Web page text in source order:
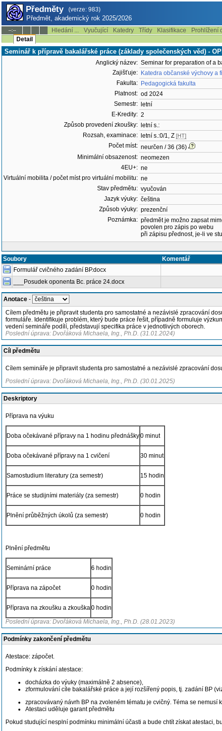
Předměty (verze: 983)
Předmět, akademický rok 2025/2026
--:-- Hledání ... Vyučující Katedry Třídy Klasifikace
Prohlížení
Detail
Seminář k přípravě bakalářské práce (základy společenských věd) -
Anglický název: Seminar for preparation of a
Zajišťuje: Katedra občanské výchovy a
Fakulta: Pedagogická fakulta
Platnost: od 2024
Semestr:
letní
E-Kredity: 2
Způsob provedení zkoušky:
letní s.:
Rozsah, examinace:
letní s.:0/1, Z [HT]
Počet míst: neurčen / 36 (36)
Minimální obsazenost: neomezen
4EU+: ne
Virtuální mobilita / počet míst pro virtuální mobilitu: ne
Stav předmětu: vyučován
Jazyk výuky: čeština
Způsob výuky: prezenční
Poznámka: předmět je možno zapsat
povolen pro zápis po webu
při zápisu přednost, je-li ve
Soubory
Komentář
Formulář cvičného zadání BP.docx
___Posudek oponenta Bc. práce 24.docx
Anotace -
Cílem předmětu je připravit studenta pro samostatné a nezávislé zpracování
formuláře. Identifikuje problém, který bude práce řešit, případně formuluje
vedení semináře podílí, představují specifika práce v jednotlivých oborech.
Poslední úprava: Dvořáková Michaela, Ing., Ph.D. (31.01.2024)
Cíl předmětu
Cílem semináře je připravit studenta pro samostatné a nezávislé zpracování
Poslední úprava: Dvořáková Michaela, Ing., Ph.D. (30.01.2025)
Deskriptory
Příprava na výuku
Doba očekávané přípravy na 1 hodinu přednášky0 minut
Doba očekávané přípravy na 1 cvičení 30 minut
Samostudium literatury (za semestr) 15 hodin
Práce se studijními materiály (za semestr) 0 hodin
Plnění průběžných úkolů (za semestr) 0 hodin
Plnění předmětu
Seminární práce 6 hodin
Příprava na zápočet 0 hodin
Příprava na zkoušku a zkouška0 hodin
Poslední úprava: Dvořáková Michaela, Ing., Ph.D. (28.01.2023)
Podmínky zakončení předmětu
Atestace: zápočet.
Podmínky k získání atestace:
docházka do výuky (maximálně 2 absence),
zformulování cíle bakalářské práce a její rozšířený popis, tj. zadání BP
zpracovávaný návrh BP na zvoleném tématu je cvičný. Téma se nemusí
Atestaci uděluje garant předmětu
Pokud studující nesplní podmínku minimální účasti a bude chtít získat atestaci,